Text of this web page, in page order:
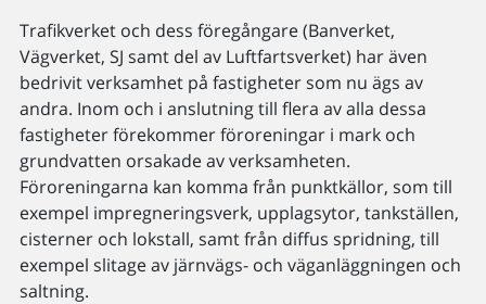
Trafikverket och dess föregångare (Banverket,
Vägverket, SJ samt del av Luftfartsverket) har även
bedrivit verksamhet på fastigheter som nu ägs av
andra. Inom och i anslutning till flera av alla dessa
fastigheter förekommer föroreningar i mark och
grundvatten orsakade av verksamheten.
Föroreningarna kan komma från punktkällor, som till
exempel impregneringsverk, upplagsytor, tankställen,
cisterner och lokstall, samt från diffus spridning, till
exempel slitage av järnvägs- och väganläggningen och
saltning.